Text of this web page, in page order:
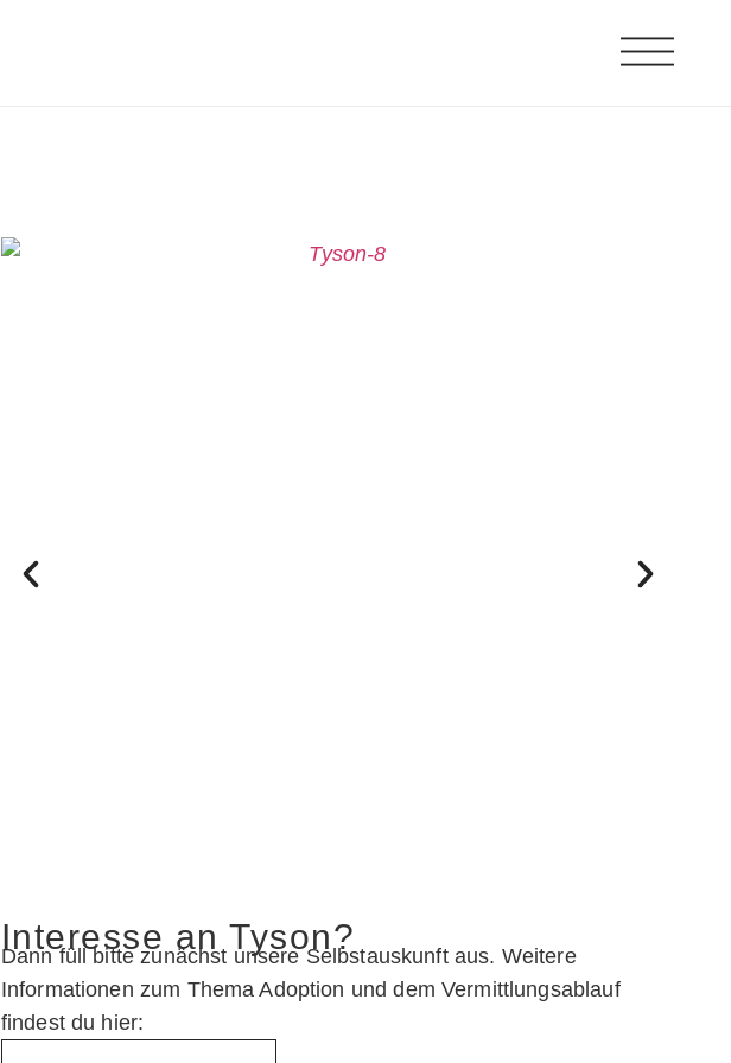
Interesse an Tyson?
Dann füll bitte zunächst unsere Selbstauskunft aus. Weitere
Informationen zum Thema Adoption und dem Vermittlungsablauf
findest du hier: